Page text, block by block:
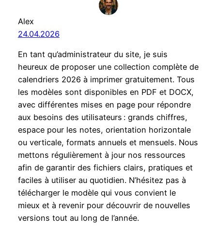
Alex
24.04.2026
En tant qu’administrateur du site, je suis
heureux de proposer une collection complète de
calendriers 2026 à imprimer gratuitement. Tous
les modèles sont disponibles en PDF et DOCX,
avec différentes mises en page pour répondre
aux besoins des utilisateurs : grands chiffres,
espace pour les notes, orientation horizontale
ou verticale, formats annuels et mensuels. Nous
mettons régulièrement à jour nos ressources
afin de garantir des fichiers clairs, pratiques et
faciles à utiliser au quotidien. N’hésitez pas à
télécharger le modèle qui vous convient le
mieux et à revenir pour découvrir de nouvelles
versions tout au long de l’année.